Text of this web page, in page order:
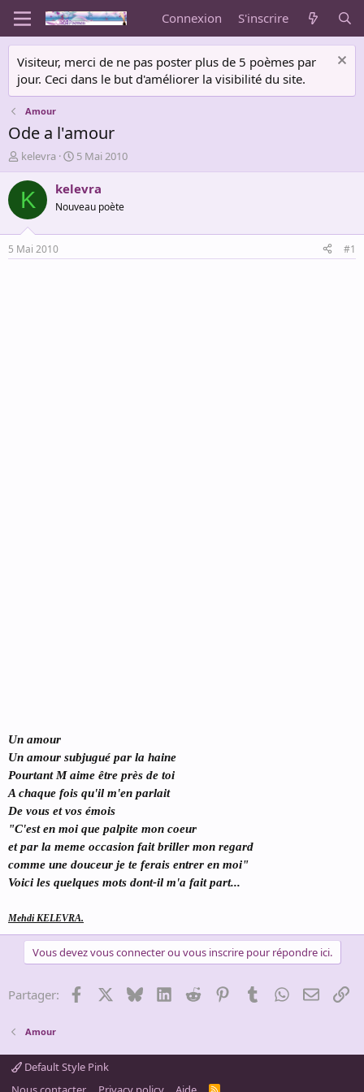
Connexion S'inscrire
Visiteur, merci de ne pas poster plus de 5 poèmes par
jour. Ceci dans le but d'améliorer la visibilité du site.
Amour
Ode a l'amour
A
u
t
e
r
d
e
kelevra
D
a
t
d
é
5 Mai 2010
K kelevra
Nouveau poète
5 Mai 2010 #1
Un amour
Un amour subjugué par la haine
Pourtant M aime être près de toi
A chaque fois qu'il m'en parlait
De vous et vos émois
"C'est en moi que palpite mon coeur
et par la meme occasion fait briller mon regard
comme une douceur je te ferais entrer en moi"
Voici les quelques mots dont-il m'a fait part...
Mehdi KELEVRA.
Vous devez vous connecter ou vous inscrire pour répondre ici.
Partager: Facebook BlueskyLinkedInReddit PinterestTumblrWhatsApp
Email
Amour
Default Style Pink
R